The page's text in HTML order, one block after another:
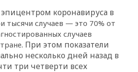
эпицентром коронавируса в
тысячи случаев — это 70% от
случаев
. При этом показатели
несколько дней назад в
три четверти всех